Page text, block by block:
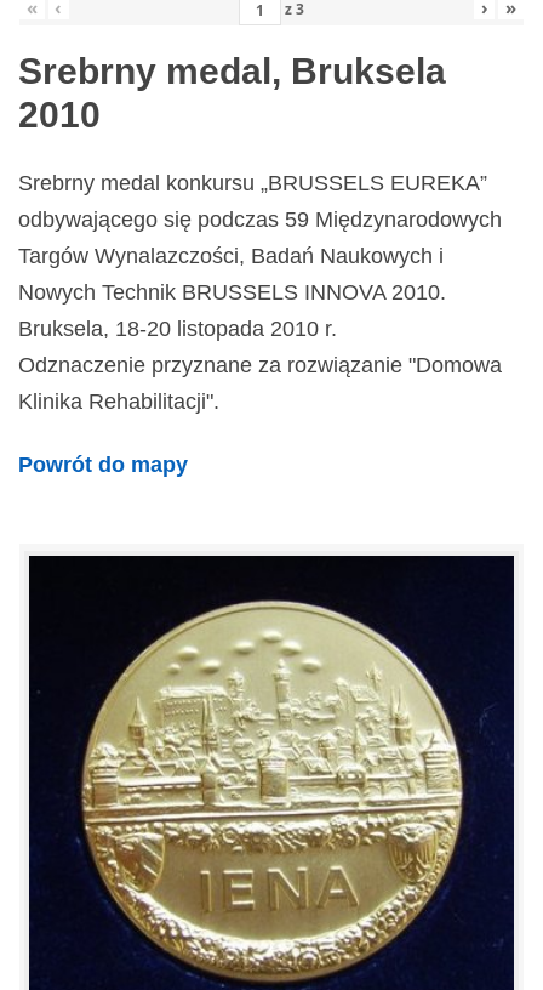
« ‹ z3 › »
Srebrny medal, Bruksela
2010
Srebrny medal konkursu „BRUSSELS EUREKA”
odbywającego się podczas 59 Międzynarodowych
Targów Wynalazczości, Badań Naukowych i
Nowych Technik BRUSSELS INNOVA 2010.
Bruksela, 18-20 listopada 2010 r.
Odznaczenie przyznane za rozwiązanie "Domowa
Klinika Rehabilitacji".
Powrót do mapy